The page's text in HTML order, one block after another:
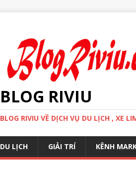
BLOG RIVIU
BLOG RIVIU VỀ DỊCH VỤ DU LỊCH , XE
DU LỊCH GIẢI TRÍ KÊNH